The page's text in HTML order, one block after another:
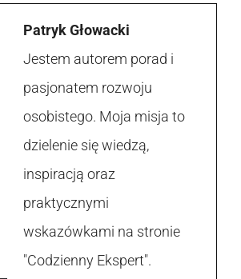
Patryk Głowacki
Jestem autorem porad i
pasjonatem rozwoju
osobistego. Moja misja to
dzielenie się wiedzą,
inspiracją oraz
praktycznymi
wskazówkami na stronie
"Codzienny Ekspert".